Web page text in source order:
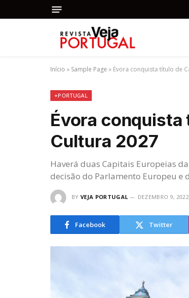
Início » Sample Page » Évora conquista título de
+PORTUGAL
Évora conquista
Cultura 2027
Haverá duas Capitais Europeias
decisão do Parlamento Europeu e
BY VEJA PORTUGAL DEZEMBRO 9, 2022
Facebook Twitter